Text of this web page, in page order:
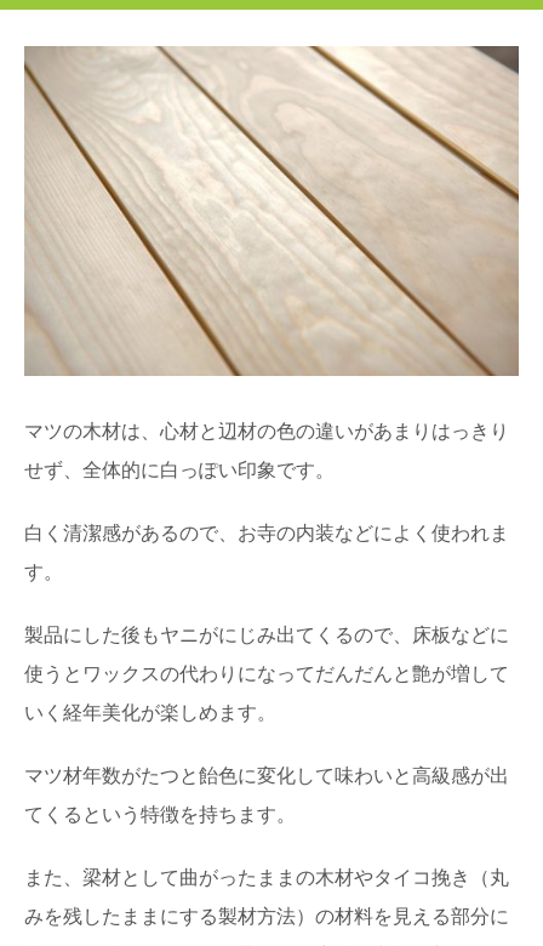
マツの木材は、心材と辺材の色の違いがあまりはっきり
せず、全体的に白っぽい印象です。
白く清潔感があるので、お寺の内装などによく使われま
す。
製品にした後もヤニがにじみ出てくるので、床板などに
使うとワックスの代わりになってだんだんと艶が増して
いく経年美化が楽しめます。
マツ材年数がたつと飴色に変化して味わいと高級感が出
てくるという特徴を持ちます。
また、梁材として曲がったままの木材やタイコ挽き（丸
みを残したままにする製材方法）の材料を見える部分に